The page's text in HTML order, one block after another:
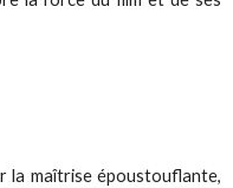
la maîtrise époustouflante,